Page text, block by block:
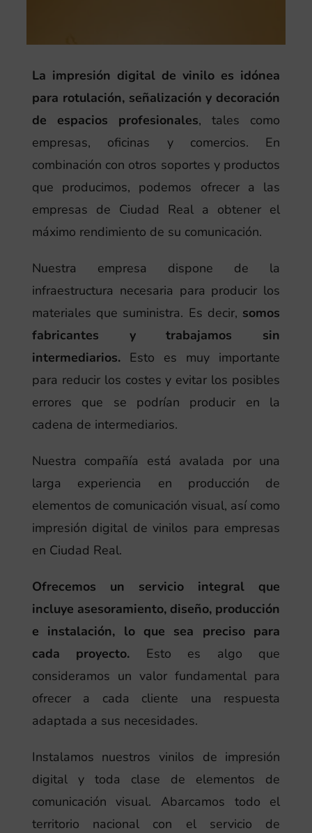
La impresión digital de vinilo es idónea
para rotulación, señalización y decoración
de espacios profesionales, tales como
empresas, oficinas y comercios. En
combinación con otros soportes y productos
que producimos, podemos ofrecer a las
empresas de Ciudad Real a obtener el
máximo rendimiento de su comunicación.
Nuestra empresa dispone de la
infraestructura necesaria para producir los
materiales que suministra. Es decir, somos
fabricantes y trabajamos sin
intermediarios.Esto es muy importante
para reducir los costes y evitar los posibles
errores que se podrían producir en la
cadena de intermediarios.
Nuestra compañía está avalada por una
larga experiencia en producción de
elementos de comunicación visual, así como
impresión digital de vinilos para empresas
en Ciudad Real.
Ofrecemos un servicio integral que
incluye asesoramiento, diseño, producción
e instalación, lo que sea preciso para
cada proyecto. Esto es algo que
consideramos un valor fundamental para
ofrecer a cada cliente una respuesta
adaptada a sus necesidades.
Instalamos nuestros vinilos de impresión
digital y toda clase de elementos de
comunicación visual. Abarcamos todo el
territorio nacional con el servicio de